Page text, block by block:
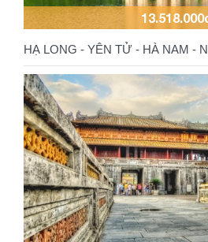
HẠ LONG - YÊN TỬ - HÀ NAM -